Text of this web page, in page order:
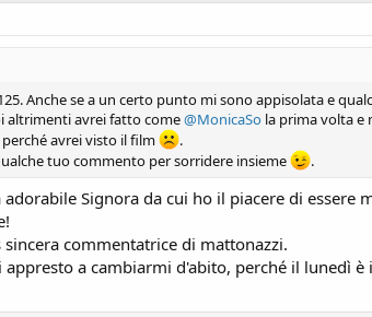
Anche se a un certo punto mi sono appisolata e
altrimenti avrei fatto come@MonicaSo la prima volta e
avrei visto il film
.
tuo commento per sorridere insieme .
adorabile Signora da cui ho il piacere di
commentatrice di mattonazzi.
appresto a cambiarmi d'abito, perché il lunedì